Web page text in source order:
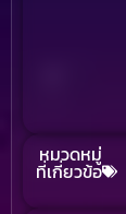
หมวดหมู่
ที่เกี่ยวข้อ